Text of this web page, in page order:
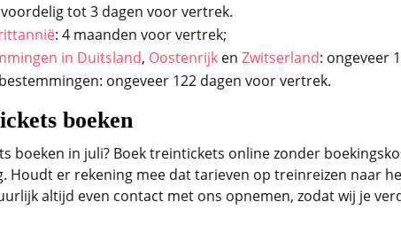
tot 3 dagen voor vertrek.
: 4 maanden voor vertrek;
in Duitsland, Oostenrijk en Zwitserland: ongeveer
ongeveer 122 dagen voor vertrek.
boeken
boeken in juli? Boek treintickets online zonder
Houdt er rekening mee dat tarieven op treinreizen naar
altijd even contact met ons opnemen, zodat wij je